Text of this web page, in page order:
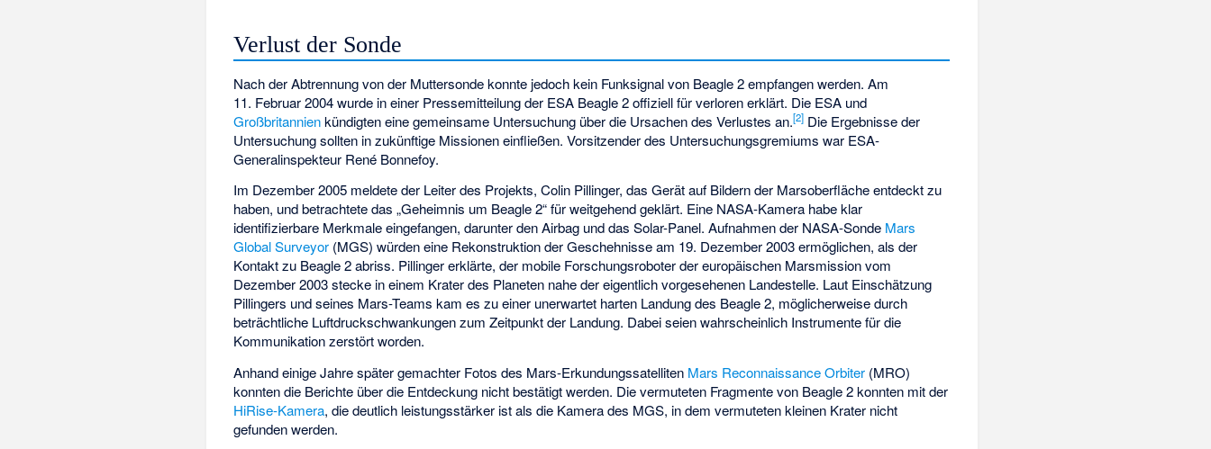
Verlust der Sonde
Nach der Abtrennung von der Muttersonde konnte jedoch kein Funksignal von Beagle 2 empfangen werden. Am
11. Februar 2004 wurde in einer Pressemitteilung der ESA Beagle 2 offiziell für verloren erklärt. Die ESA und
Großbritannienkündigten eine gemeinsame Untersuchung über die Ursachen des Verlustes an.[2] Die Ergebnisse der
Untersuchung sollten in zukünftige Missionen einfließen. Vorsitzender des Untersuchungsgremiums war ESA-
Generalinspekteur René Bonnefoy.
Im Dezember 2005 meldete der Leiter des Projekts, Colin Pillinger, das Gerät auf Bildern der Marsoberfläche entdeckt zu
haben, und betrachtete das „Geheimnis um Beagle 2“ für weitgehend geklärt. Eine NASA-Kamera habe klar
identifizierbare Merkmale eingefangen, darunter den Airbag und das Solar-Panel. Aufnahmen der NASA-Sonde Mars
Global Surveyor (MGS) würden eine Rekonstruktion der Geschehnisse am 19. Dezember 2003 ermöglichen, als der
Kontakt zu Beagle 2 abriss. Pillinger erklärte, der mobile Forschungsroboter der europäischen Marsmission vom
Dezember 2003 stecke in einem Krater des Planeten nahe der eigentlich vorgesehenen Landestelle. Laut Einschätzung
Pillingers und seines Mars-Teams kam es zu einer unerwartet harten Landung des Beagle 2, möglicherweise durch
beträchtliche Luftdruckschwankungen zum Zeitpunkt der Landung. Dabei seien wahrscheinlich Instrumente für die
Kommunikation zerstört worden.
Anhand einige Jahre später gemachter Fotos des Mars-Erkundungssatelliten Mars Reconnaissance Orbiter (MRO)
konnten die Berichte über die Entdeckung nicht bestätigt werden. Die vermuteten Fragmente von Beagle 2 konnten mit der
HiRise-Kamera, die deutlich leistungsstärker ist als die Kamera des MGS, in dem vermuteten kleinen Krater nicht
gefunden werden.